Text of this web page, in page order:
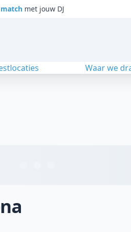
met jouw DJ
Waar we